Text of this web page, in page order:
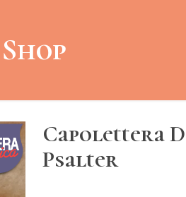
Shop
Capolettera
Psalter